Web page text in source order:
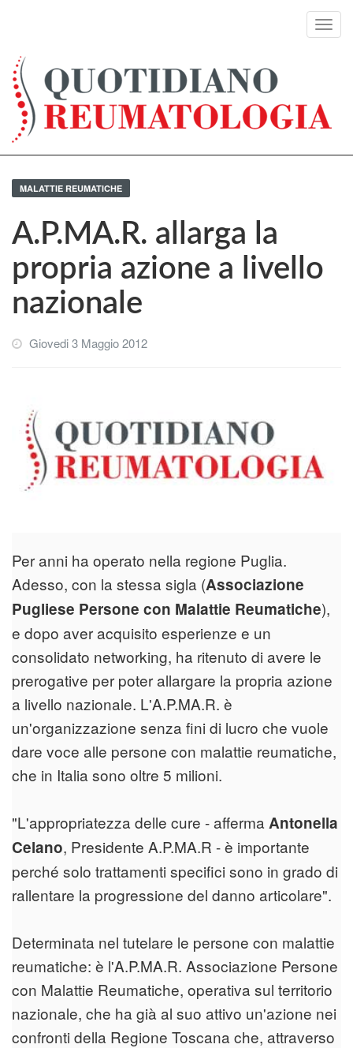
MALATTIE REUMATICHE
A.P.MA.R. allarga la
propria azione a livello
nazionale
Giovedi 3 Maggio 2012
Per anni ha operato nella regione Puglia.
Adesso, con la stessa sigla (Associazione
Pugliese Persone con Malattie Reumatiche),
e dopo aver acquisito esperienze e un
consolidato networking, ha ritenuto di avere le
prerogative per poter allargare la propria azione
a livello nazionale. L'A.P.MA.R. è
un'organizzazione senza fini di lucro che vuole
dare voce alle persone con malattie reumatiche,
che in Italia sono oltre 5 milioni.
"L'appropriatezza delle cure - afferma Antonella
Celano, Presidente A.P.MA.R - è importante
perché solo trattamenti specifici sono in grado di
rallentare la progressione del danno articolare".
Determinata nel tutelare le persone con malattie
reumatiche: è l'A.P.MA.R. Associazione Persone
con Malattie Reumatiche, operativa sul territorio
nazionale, che ha già al suo attivo un'azione nei
confronti della Regione Toscana che, attraverso